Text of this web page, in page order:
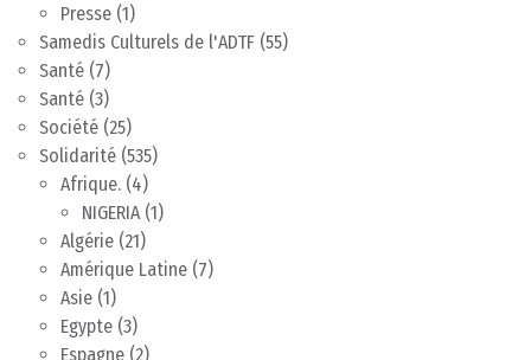
Presse (1)
Samedis Culturels de l'ADTF (55)
Santé (7)
Santé (3)
Société (25)
Solidarité (535)
Afrique. (4)
NIGERIA(1)
Algérie (21)
Amérique Latine (7)
Asie (1)
Egypte (3)
Espagne (2)